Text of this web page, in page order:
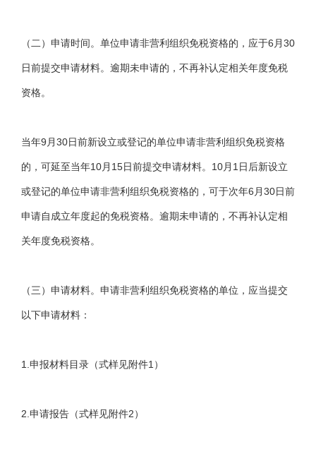
（二）申请时间。单位申请非营利组织免税资格的，应于6月30
日前提交申请材料。逾期未申请的，不再补认定相关年度免税
资格。
当年9月30日前新设立或登记的单位申请非营利组织免税资格
的，可延至当年10月15日前提交申请材料。10月1日后新设立
或登记的单位申请非营利组织免税资格的，可于次年6月30日前
申请自成立年度起的免税资格。逾期未申请的，不再补认定相
关年度免税资格。
（三）申请材料。申请非营利组织免税资格的单位，应当提交
以下申请材料：
1.申报材料目录（式样见附件1）
2.申请报告（式样见附件2）